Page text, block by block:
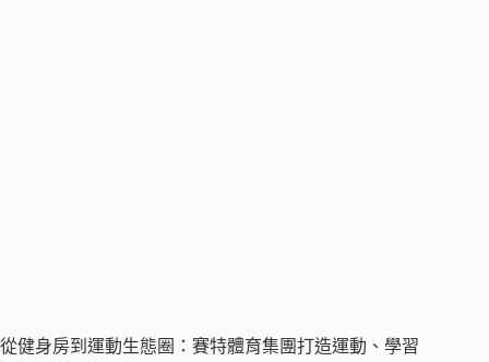
從健身房到運動生態圈：賽特體育集團打造運動、學習